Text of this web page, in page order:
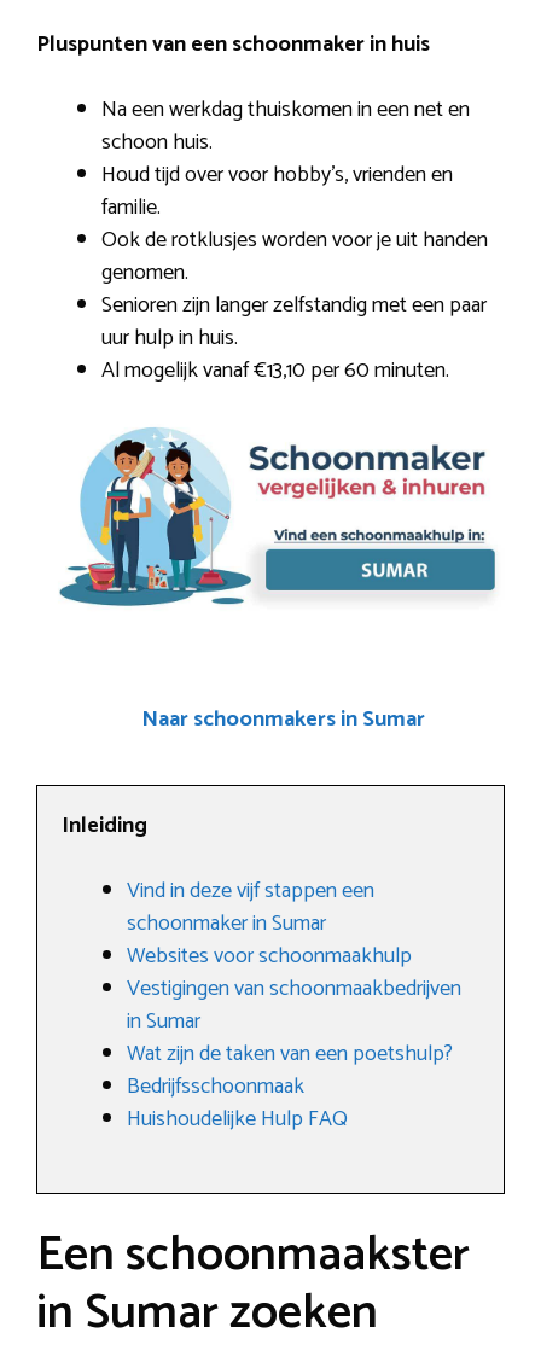
Pluspunten van een schoonmaker in huis
Na een werkdag thuiskomen in een net en
schoon huis.
Houd tijd over voor hobby’s, vrienden en
familie.
Ook de rotklusjes worden voor je uit handen
genomen.
Senioren zijn langer zelfstandig met een paar
uur hulp in huis.
Al mogelijk vanaf €13,10 per 60 minuten.
Naar schoonmakers in Sumar
Inleiding
Vind in deze vijf stappen een
schoonmaker in Sumar
Websites voor schoonmaakhulp
Vestigingen van schoonmaakbedrijven
in Sumar
Wat zijn de taken van een poetshulp?
Bedrijfsschoonmaak
Huishoudelijke Hulp FAQ
Een schoonmaakster
in Sumar zoeken